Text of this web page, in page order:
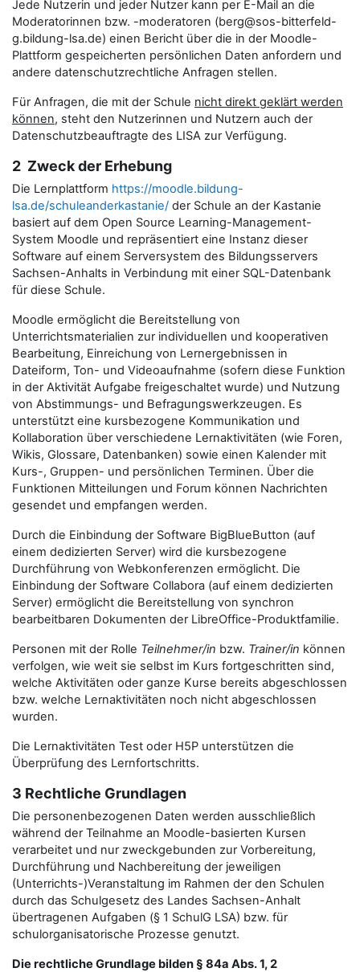
Jede Nutzerin und jeder Nutzer kann per E-Mail an die
Moderatorinnen bzw. -moderatoren (berg@sos-bitterfeld-
g.bildung-lsa.de) einen Bericht über die in der Moodle-
Plattform gespeicherten persönlichen Daten anfordern und
andere datenschutzrechtliche Anfragen stellen.
Für Anfragen, die mit der Schule nicht direkt geklärt werden
können, steht den Nutzerinnen und Nutzern auch der
Datenschutzbeauftragte des LISA zur Verfügung.
2 Zweck der Erhebung
Die Lernplattform https://moodle.bildung-
lsa.de/schuleanderkastanie/ der Schule an der Kastanie
basiert auf dem Open Source Learning-Management-
System Moodle und repräsentiert eine Instanz dieser
Software auf einem Serversystem des Bildungsservers
Sachsen-Anhalts in Verbindung mit einer SQL-Datenbank
für diese Schule.
Moodle ermöglicht die Bereitstellung von
Unterrichtsmaterialien zur individuellen und kooperativen
Bearbeitung, Einreichung von Lernergebnissen in
Dateiform, Ton- und Videoaufnahme (sofern diese Funktion
in der Aktivität Aufgabe freigeschaltet wurde) und Nutzung
von Abstimmungs- und Befragungswerkzeugen. Es
unterstützt eine kursbezogene Kommunikation und
Kollaboration über verschiedene Lernaktivitäten (wie Foren,
Wikis, Glossare, Datenbanken) sowie einen Kalender mit
Kurs-, Gruppen- und persönlichen Terminen. Über die
Funktionen Mitteilungen und Forum können Nachrichten
gesendet und empfangen werden.
Durch die Einbindung der Software BigBlueButton (auf
einem dedizierten Server) wird die kursbezogene
Durchführung von Webkonferenzen ermöglicht. Die
Einbindung der Software Collabora (auf einem dedizierten
Server) ermöglicht die Bereitstellung von synchron
bearbeitbaren Dokumenten der LibreOffice-Produktfamilie.
Personen mit der Rolle Teilnehmer/in bzw. Trainer/in können
verfolgen, wie weit sie selbst im Kurs fortgeschritten sind,
welche Aktivitäten oder ganze Kurse bereits abgeschlossen
bzw. welche Lernaktivitäten noch nicht abgeschlossen
wurden.
Die Lernaktivitäten Test oder H5P unterstützen die
Überprüfung des Lernfortschritts.
3 Rechtliche Grundlagen
Die personenbezogenen Daten werden ausschließlich
während der Teilnahme an Moodle-basierten Kursen
verarbeitet und nur zweckgebunden zur Vorbereitung,
Durchführung und Nachbereitung der jeweiligen
(Unterrichts-)Veranstaltung im Rahmen der den Schulen
durch das Schulgesetz des Landes Sachsen-Anhalt
übertragenen Aufgaben (§ 1 SchulG LSA) bzw. für
schulorganisatorische Prozesse genutzt.
Die rechtliche Grundlage bilden § 84a Abs. 1, 2